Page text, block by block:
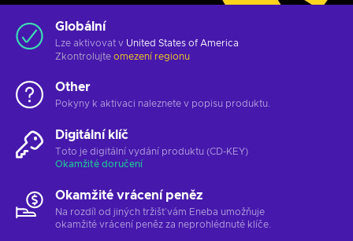
Globální
Lze aktivovat v United States of America
Zkontrolujte omezení regionu
Other
Pokyny k aktivaci naleznete v popisu produktu.
Digitální klíč
Toto je digitální vydání produktu (CD-KEY)
Okamžité doručení
Okamžité vrácení peněz
Na rozdíl od jiných tržišť vám Eneba umožňuje
okamžité vrácení peněz za neprohlédnuté klíče.